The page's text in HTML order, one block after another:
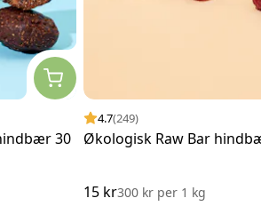
30
4.7(249)
Økologisk Raw Bar
15 kr300 kr per1 kg